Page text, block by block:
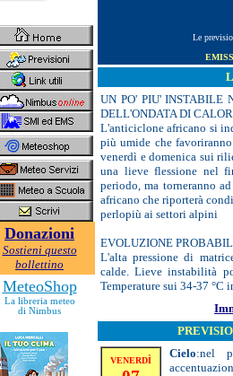
Donazioni
Sostieni questo
bollettino
MeteoShop
La libreria meteo
di Nimbus
Le
UN PO' PIU' INSTABILE
DELL'ONDATA DI
L'anticiclone africano si
più umide che
venerdì e domenica sui
una lieve flessione nel
periodo, ma torneranno
africano che riporterà
perlopiù ai settori alpini
EVOLUZIONE
L'alta pressione di
calde. Lieve instabilità
Temperature sui 34-37 °C
VENERDÌ
Cielo:nel